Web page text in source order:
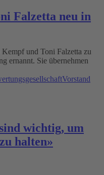
Falzetta neu in
und Toni Falzetta zu
ernannt. Sie übernehmen
Vorstand
wichtig, um
halten»